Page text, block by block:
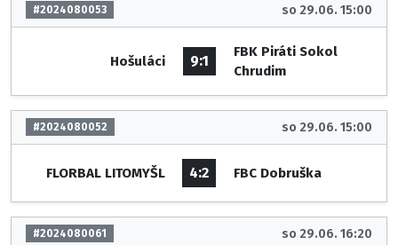
#2024080053 so 29.06. 15:00
Hošuláci 9:1
FBK Piráti Sokol
Chrudim
#2024080052 so 29.06. 15:00
FLORBAL LITOMYŠL 4:2 FBC Dobruška
#2024080061 so 29.06. 16:20